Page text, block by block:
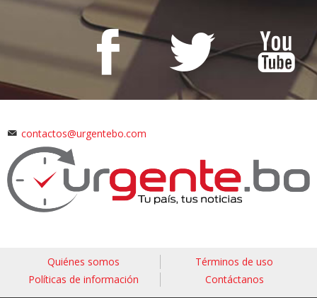
contactos@urgentebo.com
Quiénes somos
Términos de uso
Políticas de información
Contáctanos